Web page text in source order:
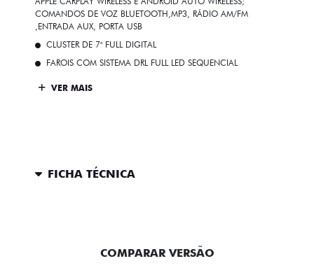
COMANDOS DE VOZ BLUETOOTH,MP3, RÁDIO AM/FM
,ENTRADA AUX, PORTA USB
CLUSTER DE 7" FULL DIGITAL
FAROIS COM SISTEMA DRL FULL LED SEQUENCIAL
VER MAIS
FICHA TÉCNICA
COMPARAR VERSÃO